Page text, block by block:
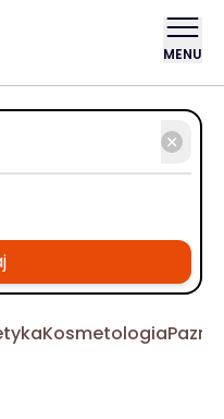
MENU
Kosmetologia